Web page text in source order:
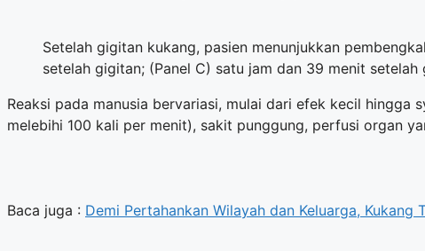
Setelah gigitan kukang, pasien menunjukkan
setelah gigitan; (Panel C) satu jam dan 39 menit
Reaksi pada manusia bervariasi, mulai dari efek kecil
melebihi 100 kali per menit), sakit punggung, perfusi organ
Baca juga : Demi Pertahankan Wilayah dan Keluarga, Kukang